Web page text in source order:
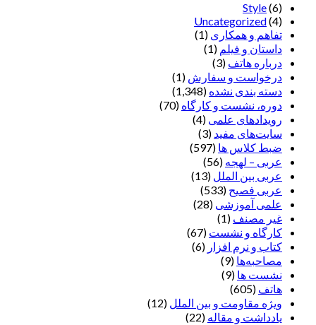
Style(6)
Uncategorized(4)
تفاهم و همکاری (1)
داستان و فیلم (1)
درباره هاتف (3)
درخواست و سفارش (1)
دسته بندی نشده (1,348)
دوره، نشست و کارگاه (70)
رویدادهای علمی (4)
سایت‌های مفید (3)
ضبط کلاس ها (597)
عربی – لهجه (56)
عربی بین الملل (13)
عربی فصیح (533)
علمی آموزشی (28)
غير مصنف (1)
کارگاه و نشست (67)
کتاب و نرم افزار (6)
مصاحبه‌ها (9)
نشست ها (9)
هاتف (605)
ویژه مقاومت و بین الملل (12)
یادداشت‌ و مقاله (22)